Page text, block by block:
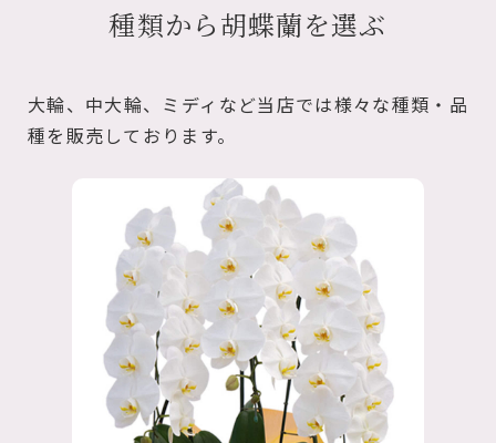
種類から胡蝶蘭を選ぶ
大輪、中大輪、ミディなど当店では様々な種類・品
種を販売しております。